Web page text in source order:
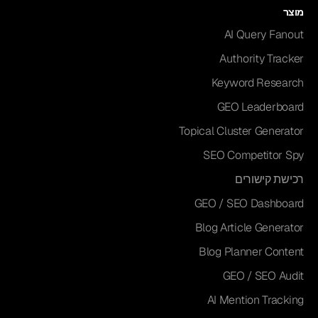
מוצר
AI Query Fanout
Authority Tracker
Keyword Research
GEO Leaderboard
Topical Cluster Generator
SEO Competitor Spy
רכישת קישורים
GEO / SEO Dashboard
Blog Article Generator
Blog Planner Content
GEO / SEO Audit
AI Mention Tracking